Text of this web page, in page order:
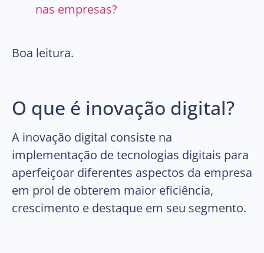
nas empresas?
Boa leitura.
O que é inovação digital?
A inovação digital consiste na
implementação de tecnologias digitais para
aperfeiçoar diferentes aspectos da empresa
em prol de obterem maior eficiência,
crescimento e destaque em seu segmento.